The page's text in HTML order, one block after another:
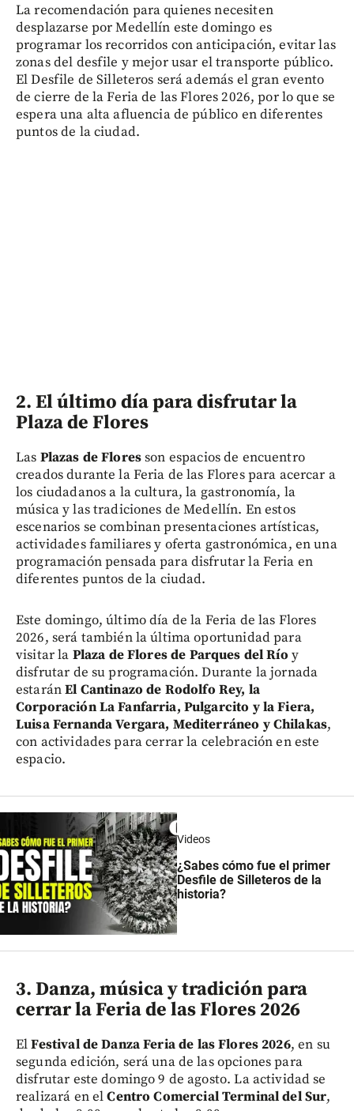
La recomendación para quienes necesiten
desplazarse por Medellín este domingo es
programar los recorridos con anticipación, evitar las
zonas del desfile y mejor usar el transporte público.
El Desfile de Silleteros será además el gran evento
de cierre de la Feria de las Flores 2026, por lo que se
espera una alta afluencia de público en diferentes
puntos de la ciudad.
2. El último día para disfrutar la
Plaza de Flores
Las Plazas de Floresson espacios de encuentro
creados durante la Feria de las Flores para acercar a
los ciudadanos a la cultura, la gastronomía, la
música y las tradiciones de Medellín. En estos
escenarios se combinan presentaciones artísticas,
actividades familiares y oferta gastronómica, en una
programación pensada para disfrutar la Feria en
diferentes puntos de la ciudad.
Este domingo, último día de la Feria de las Flores
2026, será también la última oportunidad para
visitar la Plaza de Flores de Parques del Río y
disfrutar de su programación. Durante la jornada
estaránEl Cantinazo de Rodolfo Rey, la
Corporación La Fanfarria, Pulgarcito y la Fiera,
Luisa Fernanda Vergara, Mediterráneo y Chilakas,
con actividades para cerrar la celebración en este
espacio.
Videos
¿Sabes cómo fue el primer
Desfile de Silleteros de la
historia?
3. Danza, música y tradición para
cerrar la Feria de las Flores 2026
ElFestival de Danza Feria de las Flores 2026, en su
segunda edición, será una de las opciones para
disfrutar este domingo 9 de agosto. La actividad se
realizará en elCentro Comercial Terminal del Sur,